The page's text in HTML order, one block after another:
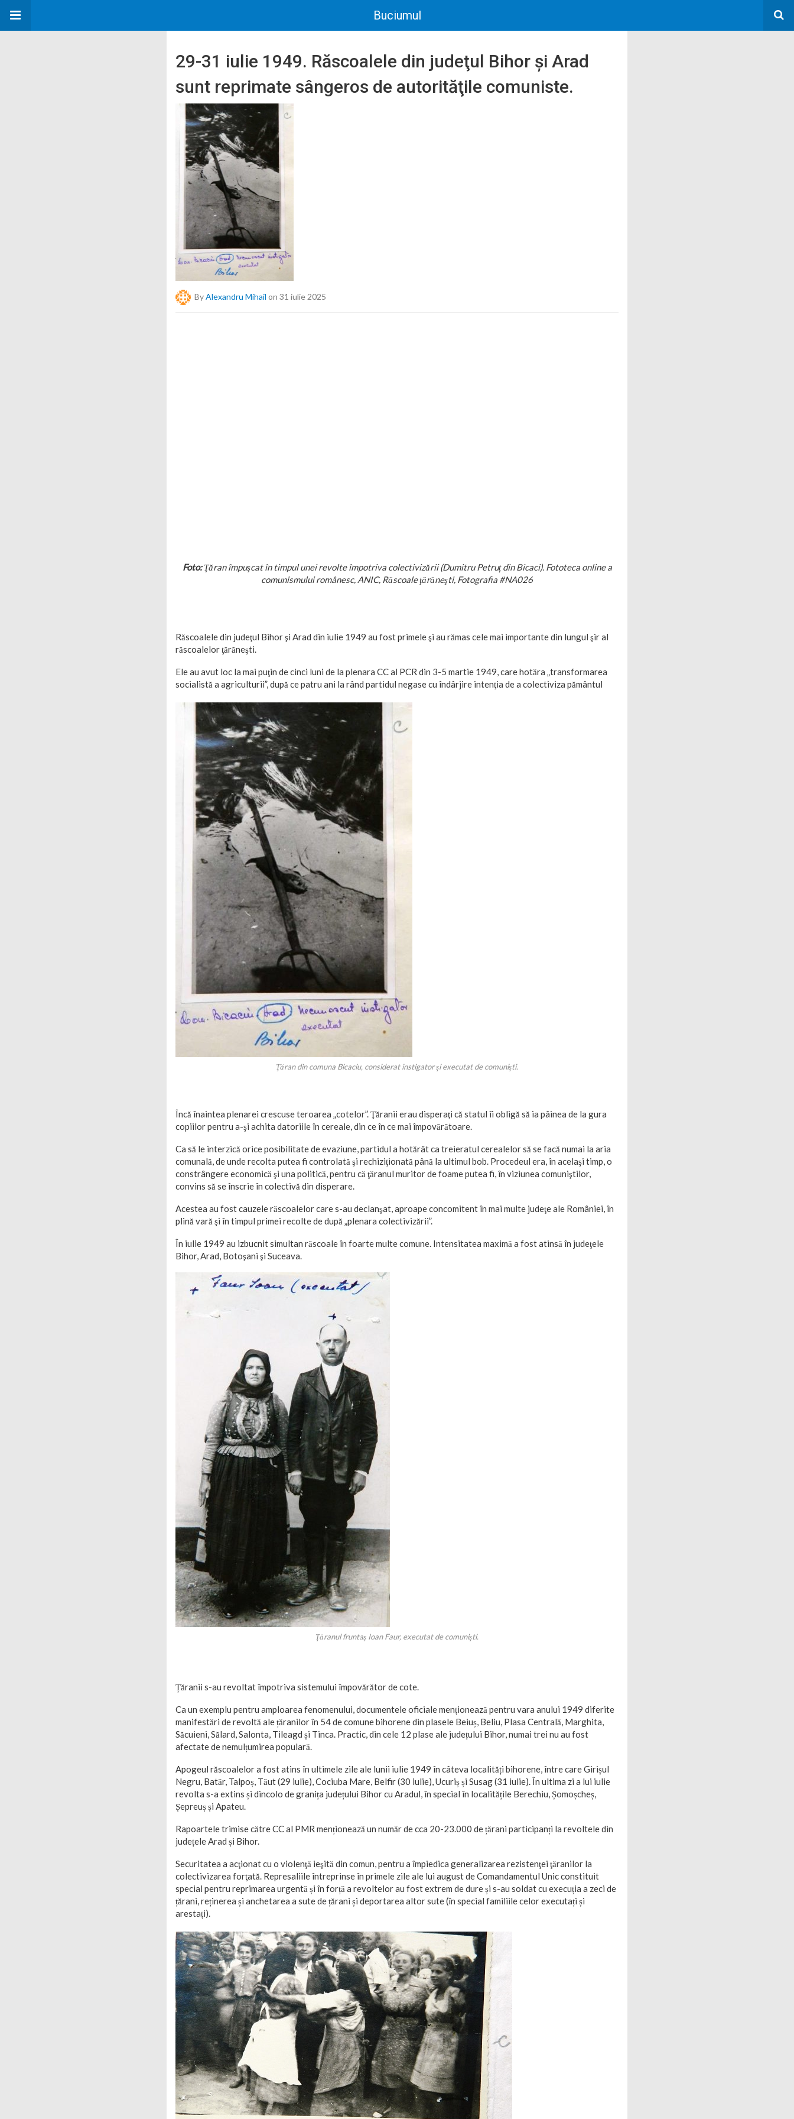
Buciumul
29-31 iulie 1949. Răscoalele din judeţul Bihor şi Arad
sunt reprimate sângeros de autorităţile comuniste.
ByAlexandru Mihail on 31 iulie 2025
Foto:Ţăran împuşcat în timpul unei revolte împotriva colectivizării (Dumitru Petruț din Bicaci). Fototeca online a
comunismului românesc, ANIC, Răscoale ţărăneşti, Fotografia #NA026
Răscoalele din judeţul Bihor şi Arad din iulie 1949 au fost primele şi au rămas cele mai importante din lungul şir al
răscoalelor ţărăneşti.
Ele au avut loc la mai puţin de cinci luni de la plenara CC al PCR din 3-5 martie 1949, care hotăra „transformarea
socialistă a agriculturii”, după ce patru ani la rând partidul negase cu îndârjire intenţia de a colectiviza pământul
Ţăran din comuna Bicaciu, considerat instigator şi executat de comunişti.
Încă înaintea plenarei crescuse teroarea „cotelor”. Ţăranii erau disperaţi că statul îi obligă să ia pâinea de la gura
copiilor pentru a-şi achita datoriile în cereale, din ce în ce mai împovărătoare.
Ca să le interzică orice posibilitate de evaziune, partidul a hotărât ca treieratul cerealelor să se facă numai la aria
comunală, de unde recolta putea fi controlată şi rechiziţionată până la ultimul bob. Procedeul era, în acelaşi timp, o
constrângere economică şi una politică, pentru că ţăranul muritor de foame putea fi, în viziunea comuniştilor,
convins să se înscrie în colectivă din disperare.
Acestea au fost cauzele răscoalelor care s-au declanşat, aproape concomitent în mai multe judeţe ale României, în
plină vară şi în timpul primei recolte de după „plenara colectivizării”.
În iulie 1949 au izbucnit simultan răscoale în foarte multe comune. Intensitatea maximă a fost atinsă în judeţele
Bihor, Arad, Botoşani şi Suceava.
Ţăranul fruntaş Ioan Faur, executat de comunişti.
Țăranii s-au revoltat împotriva sistemului împovărător de cote.
Ca un exemplu pentru amploarea fenomenului, documentele oficiale menționează pentru vara anului 1949 diferite
manifestări de revoltă ale țăranilor în 54 de comune bihorene din plasele Beiuș, Beliu, Plasa Centrală, Marghita,
Săcuieni, Sălard, Salonta, Tileagd și Tinca. Practic, din cele 12 plase ale județului Bihor, numai trei nu au fost
afectate de nemulțumirea populară.
Apogeul răscoalelor a fost atins în ultimele zile ale lunii iulie 1949 în câteva localități bihorene, între care Girișul
Negru, Batăr, Talpoș, Tăut (29 iulie), Cociuba Mare, Belfir (30 iulie), Ucuriș și Susag (31 iulie). În ultima zi a lui iulie
revolta s-a extins și dincolo de granița județului Bihor cu Aradul, în special în localitățile Berechiu, Șomoșcheș,
Șepreuș și Apateu.
Rapoartele trimise către CC al PMR menționează un număr de cca 20-23.000 de țărani participanți la revoltele din
județele Arad și Bihor.
Securitatea a acţionat cu o violenţă ieşită din comun, pentru a împiedica generalizarea rezistenţei ţăranilor la
colectivizarea forţată. Represaliile întreprinse în primele zile ale lui august de Comandamentul Unic constituit
special pentru reprimarea urgentă și în forță a revoltelor au fost extrem de dure și s-au soldat cu execuția a zeci de
țărani, reținerea și anchetarea a sute de țărani și deportarea altor sute (în special familiile celor executați și
arestați).